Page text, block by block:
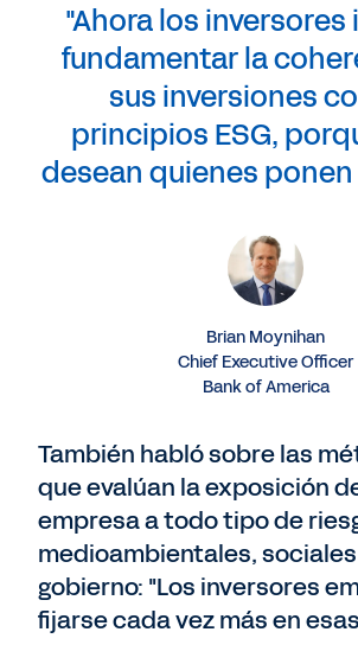
"Ahora los
fundamentar la
sus inversiones
principios ESG,
desean quienes ponen
Brian Moynihan
Chief Executive Officer
Bank of America
También habló sobre las
que evalúan la exposición
empresa a todo tipo de
medioambientales,
gobierno: "Los inversores
fijarse cada vez más en